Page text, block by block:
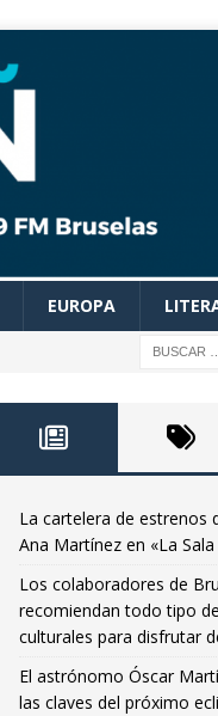
EUROPA
La cartelera de estrenos
Ana Martínez en «La Sala
Los colaboradores de
recomiendan todo tipo
culturales para disfrutar
El astrónomo Óscar
las claves del próximo